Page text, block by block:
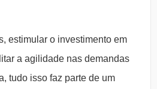
estimular o investimento em
a agilidade nas demandas
tudo isso faz parte de um